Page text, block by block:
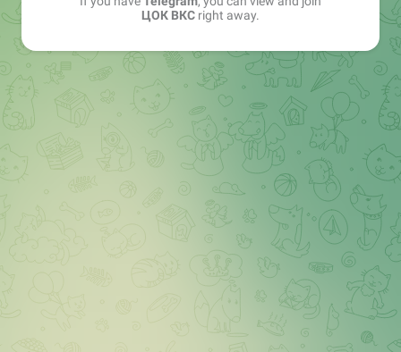
ЦОК ВКС right away.